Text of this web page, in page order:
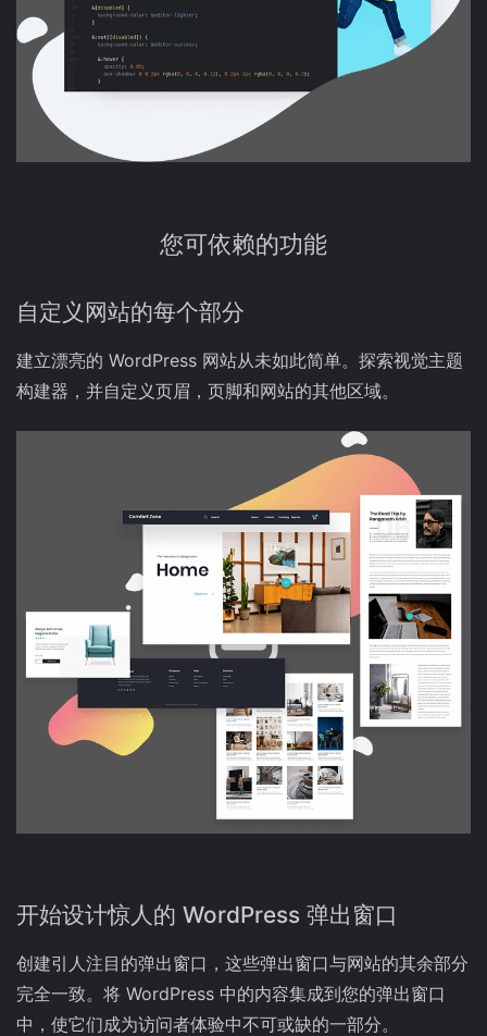
您可依赖的功能
自定义网站的每个部分
建立漂亮的 W​​ordPress 网站从未如此简单。探索视觉主题
构建器，并自定义页眉，页脚和网站的其他区域。
开始设计惊人的 WordPress 弹出窗口
创建引人注目的弹出窗口，这些弹出窗口与网站的其余部分
完全一致。将 WordPress 中的内容集成到您的弹出窗口
中，使它们成为访问者体验中不可或缺的一部分。